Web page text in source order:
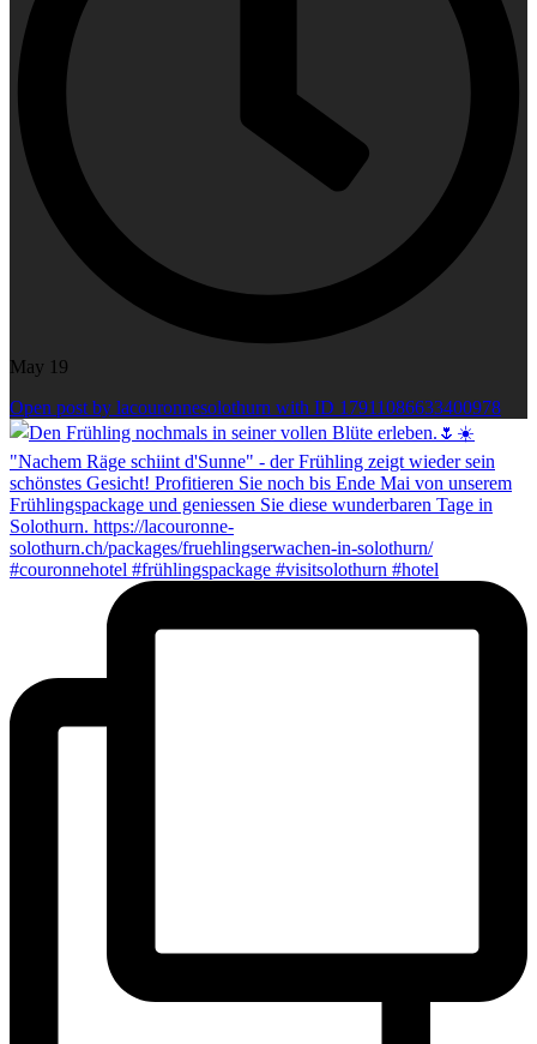
May 19
Open post by lacouronnesolothurn with ID 17911086633400978